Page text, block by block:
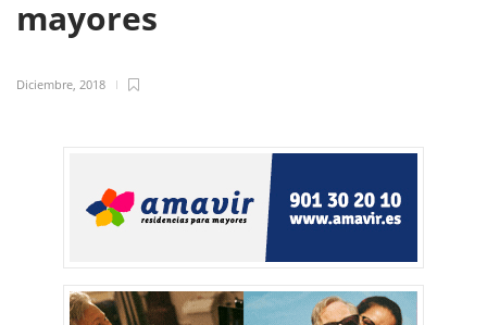
mayores
Diciembre, 2018